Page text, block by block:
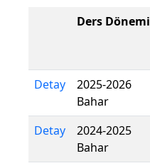
Ders Dönemi
Detay
2025-2026
Bahar
Detay
2024-2025
Bahar